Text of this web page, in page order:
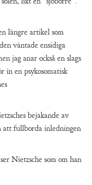
längre artikel som
väntade ensidiga
jag anar också en slags
in en psykosomatisk
bejakande av
att fullborda inledningen
Nietzsche som om han